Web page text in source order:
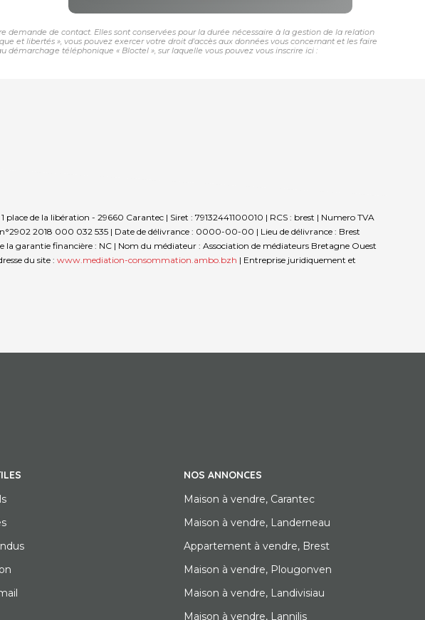
de contact. Elles sont conservées pour la durée nécessaire à la gestion de la relation
et libertés », vous pouvez exercer votre droit d'accès aux données vous concernant et les faire
téléphonique « Bloctel », sur laquelle vous pouvez vous inscrire ici :
de la libération - 29660 Carantec | Siret : 79132441100010 | RCS : brest | Numero TVA
2018 000 032 535 | Date de délivrance : 0000-00-00 | Lieu de délivrance : Brest
la garantie financière : NC | Nom du médiateur : Association de médiateurs Bretagne Ouest
du site : www.mediation-consommation.ambo.bzh | Entreprise juridiquement et
NOS ANNONCES
Maison à vendre, Carantec
Maison à vendre, Landerneau
Appartement à vendre, Brest
Maison à vendre, Plougonven
Maison à vendre, Landivisiau
Maison à vendre, Lannilis